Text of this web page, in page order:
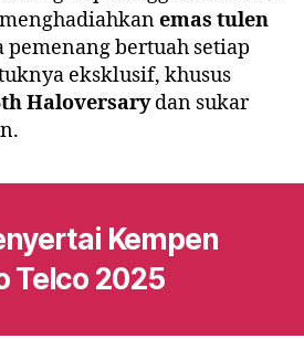
emas tulen
pemenang bertuah setiap
eksklusif, khusus
Haloversarydan sukar
Kempen
Telco 2025